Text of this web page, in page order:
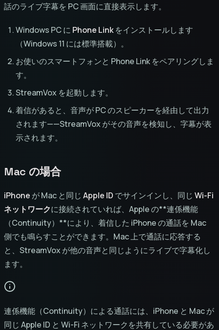
話のライブ字幕を PC 画面に直接表示します。
Windows PC に Phone Linkをインストールします
（Windows 11 には標準搭載）。
お使いのスマートフォンと Phone Link をペアリングしま
す。
StreamVox を起動します。
着信があると、音声が PC のスピーカーを経由して出力
されます——StreamVox がその音声を検知し、字幕が表
示されます。
Mac の場合
iPhone が Mac と同じ Apple ID でサインインし、同じ Wi-Fi
ネットワークに接続されていれば、Apple の**連係機能
（Continuity）**により、着信した iPhone の通話を Mac
側でも鳴らすことができます。Mac 上で通話に応答する
と、StreamVox が他の音声と同じようにライブで字幕化し
ます。
連係機能（Continuity）による通話には、iPhone と Mac が
同じ Apple ID と Wi-Fi ネットワークを共有している必要があ